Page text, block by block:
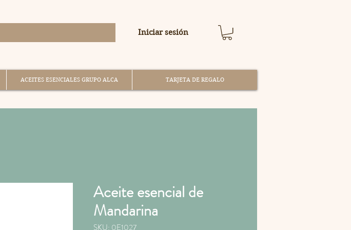
Iniciar sesión
ACEITES ESENCIALES GRUPO ALCA TARJETA DE REGALO
Aceite esencial de
Mandarina
SKU: 0E1027